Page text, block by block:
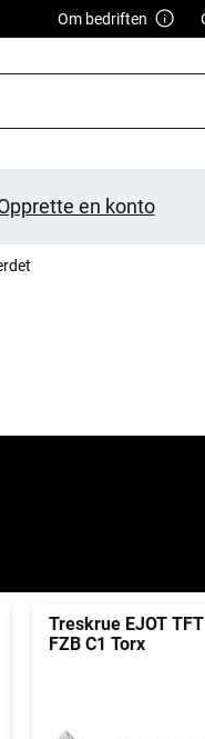
Om bedriften
en konto
Treskrue EJOT TFT
FZB C1 Torx